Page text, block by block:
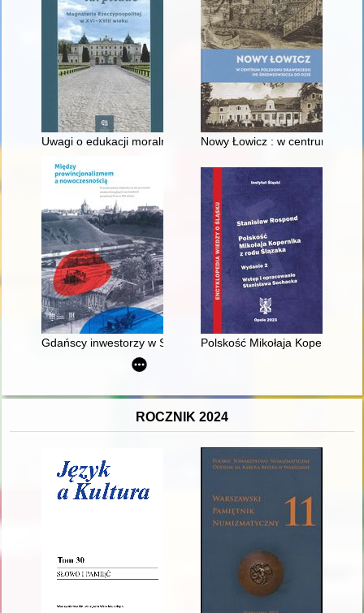
Uwagi o edukacji moralnej synów szlacheckich w XVI-
Nowy Łowicz : w centrum
Gdańscy inwestorzy w Sopocie : prestiż finansowy i
Polskość Mikołaja Kopernika z
ROCZNIK 2024